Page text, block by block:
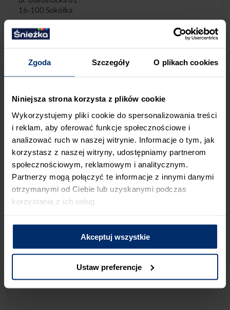
Zgoda Szczegóły O plikach cookies
Niniejsza strona korzysta z plików cookie
Wykorzystujemy pliki cookie do spersonalizowania treści
i reklam, aby oferować funkcje społecznościowe i
analizować ruch w naszej witrynie. Informacje o tym, jak
korzystasz z naszej witryny, udostępniamy partnerom
społecznościowym, reklamowym i analitycznym.
Partnerzy mogą połączyć te informacje z innymi danymi
otrzymanymi od Ciebie lub uzyskanymi podczas
korzystania z ich usług.
Akceptuj wszystkie
Ustaw preferencje
16-100 Sokółka
Jeśli uważasz, że ten sklep nie powinien znaleźć się na liście
sklepów współpracujących z firmą Śnieżka lub zauważyłeś, że
dane które posiadamy są niepoprawne albo nieaktualne,
możesz zgłosić nam ten fakt przez poniższy formularz:
Powód zgłoszenia
Opis zgłoszenia